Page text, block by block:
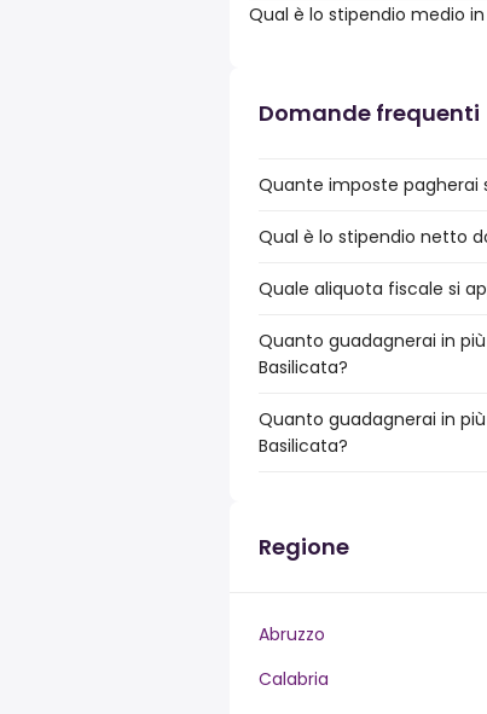
Qual è lo stipendio medio
Domande frequenti
Quante imposte pagherai
Qual è lo stipendio netto
Quale aliquota fiscale si
Quanto guadagnerai in
Basilicata?
Quanto guadagnerai in
Basilicata?
Regione
Abruzzo
Calabria